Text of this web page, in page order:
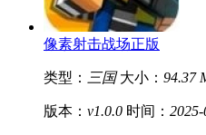
像素射击战场正版
类型： 三国 大小： 94.37
版本： v1.0.0 时间：